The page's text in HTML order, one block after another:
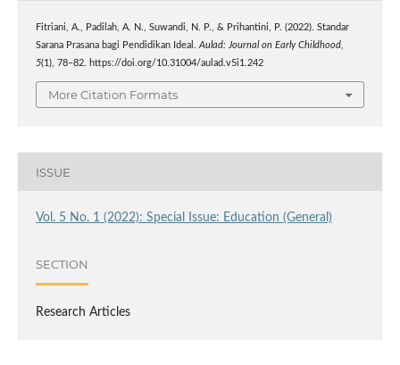
Fitriani, A., Padilah, A. N., Suwandi, N. P., & Prihantini, P. (2022). Standar
Sarana Prasana bagi Pendidikan Ideal. Aulad: Journal on Early Childhood,
5(1), 78–82. https://doi.org/10.31004/aulad.v5i1.242
More Citation Formats
ISSUE
Vol. 5 No. 1 (2022): Special Issue: Education (General)
SECTION
Research Articles